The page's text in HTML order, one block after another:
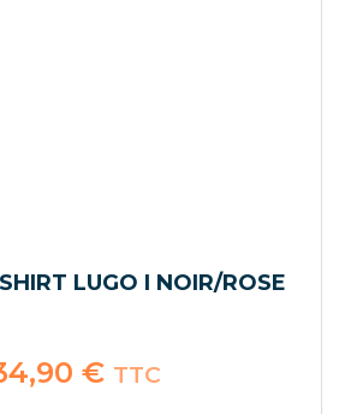
LUGO I NOIR/ROSE
€ TTC